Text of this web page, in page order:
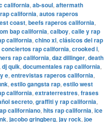
california, ab-soul, aftermath
california, autos raperos
coast, beefs raperos california,
bap california, calboy, calle y rap
california, chino xl, clásicos del rap
conciertos rap california, crooked i,
rap california, daz dillinger, death
dj quik, documentales rap california,
e, entrevistas raperos california,
, estilo gangsta rap, estilo west
california, extraterrestres, frases
secreto, graffiti y rap california,
californiano, hits rap california, ice
, jacobo gringberg, jay rock, joe